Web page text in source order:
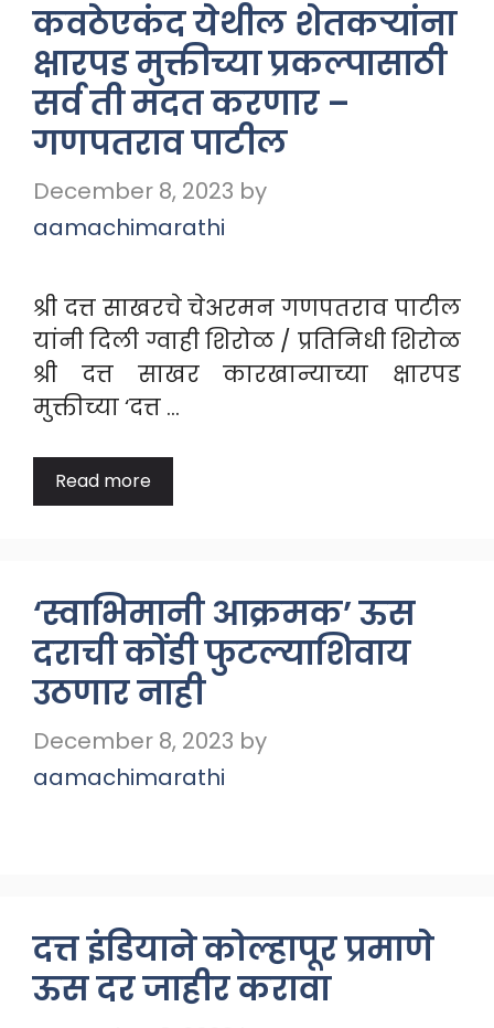
कवठेएकंद येथील शेतकऱ्यांना
क्षारपड मुक्तीच्या प्रकल्पासाठी
सर्व ती मदत करणार –
गणपतराव पाटील
December 8, 2023 by
aamachimarathi
श्री दत्त साखरचे चेअरमन गणपतराव पाटील
यांनी दिली ग्वाही शिरोळ / प्रतिनिधी शिरोळ
श्री दत्त साखर कारखान्याच्या क्षारपड
मुक्तीच्या ‘दत्त …
Read more
‘स्वाभिमानी आक्रमक’ ऊस
दराची कोंडी फुटल्याशिवाय
उठणार नाही
December 8, 2023 by
aamachimarathi
दत्त इंडियाने कोल्हापूर प्रमाणे
ऊस दर जाहीर करावा